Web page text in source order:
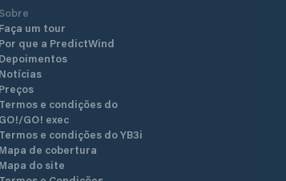
Sobre
Faça um tour
Por que a PredictWind
Depoimentos
Notícias
Preços
Termos e condições do
GO!/GO! exec
Termos e condições do YB3i
Mapa de cobertura
Mapa do site